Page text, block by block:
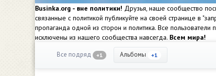
Businka.org - вне политики! Друзья, наше сообщество
связанные с политикой публикуйте на своей странице в
пропаганда одной из сторон и политика. Все
исключены из нашего сообщества навсегда. Всем мира!
Все подряд +1 Альбомы +1